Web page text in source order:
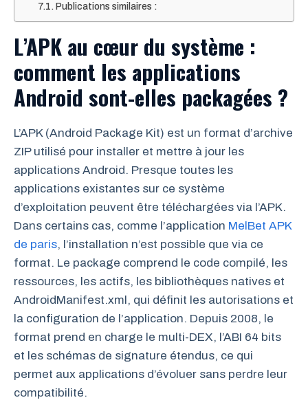
Publications similaires :
L’APK au cœur du système :
comment les applications
Android sont-elles packagées ?
L’APK (Android Package Kit) est un format d’archive
ZIP utilisé pour installer et mettre à jour les
applications Android. Presque toutes les
applications existantes sur ce système
d’exploitation peuvent être téléchargées via l’APK.
Dans certains cas, comme l’application MelBet APK
de paris, l’installation n’est possible que via ce
format. Le package comprend le code compilé, les
ressources, les actifs, les bibliothèques natives et
AndroidManifest.xml, qui définit les autorisations et
la configuration de l’application. Depuis 2008, le
format prend en charge le multi-DEX, l’ABI 64 bits
et les schémas de signature étendus, ce qui
permet aux applications d’évoluer sans perdre leur
compatibilité.